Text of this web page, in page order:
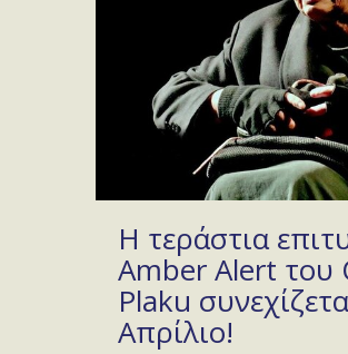
Η τεράστια
Amber Alert του
Plaku
Απρίλιο!